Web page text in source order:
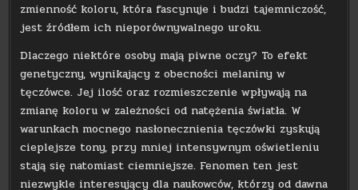
zmienność koloru, która fascynuje i budzi tajemniczość,
jest źródłem ich nieporównywalnego uroku.
Dlaczego niektóre osoby mają piwne oczy? To efekt
genetyczny, wynikający z obecności melaniny w
tęczówce. Jej ilość oraz rozmieszczenie wpływają na
zmianę koloru w zależności od natężenia światła. W
warunkach mocnego nasłonecznienia tęczówki zyskują
cieplejsze tony, przy mniej intensywnym oświetleniu
stają się natomiast ciemniejsze. Fenomen ten jest
niezwykle interesujący dla naukowców, którzy od dawna